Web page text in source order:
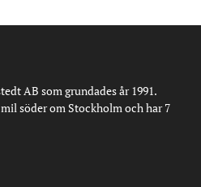
AB som grundades år 1991.
söder om Stockholm och har 7